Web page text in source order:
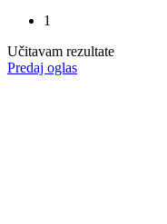
1
Učitavam rezultate
Predaj oglas